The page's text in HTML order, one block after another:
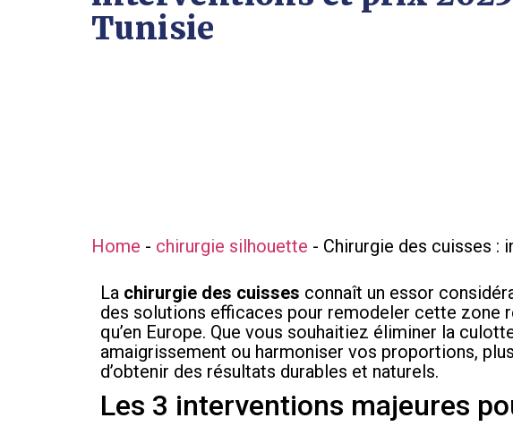
Tunisie
Home - chirurgie silhouette - Chirurgie des cuisses :
La chirurgie des cuisses connaît un essor
des solutions efficaces pour remodeler cette zone
qu’en Europe. Que vous souhaitiez éliminer la
amaigrissement ou harmoniser vos proportions,
d’obtenir des résultats durables et naturels.
Les 3 interventions majeures